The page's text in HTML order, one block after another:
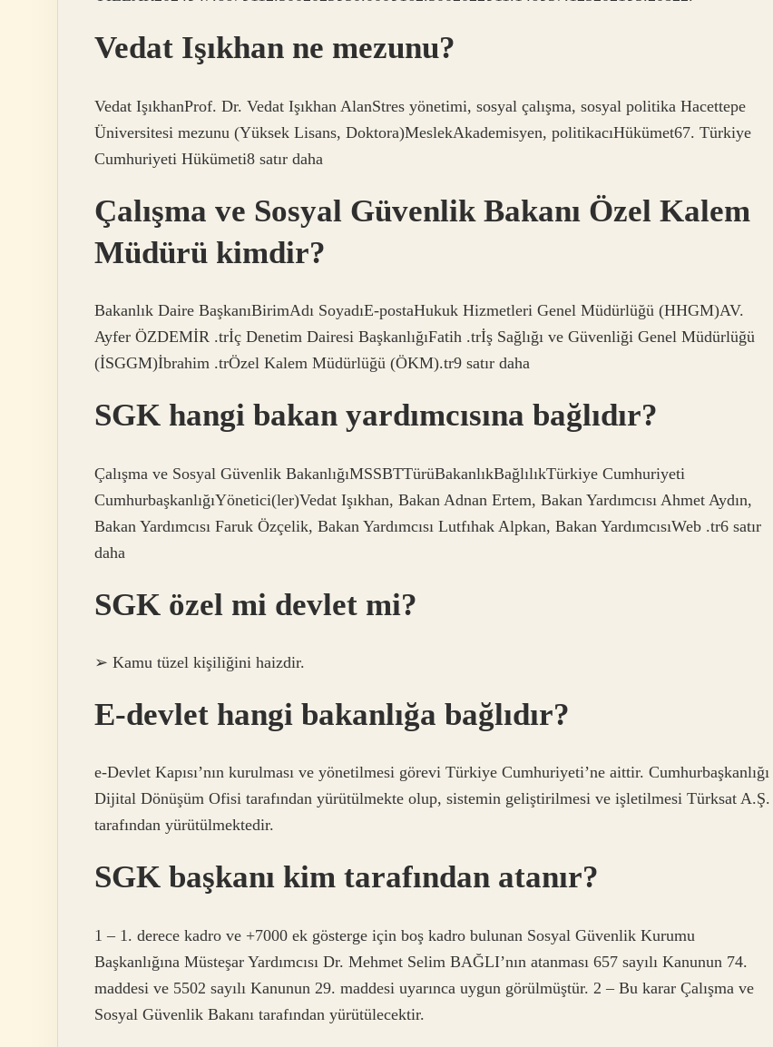
Vedat Işıkhan ne mezunu?
Vedat IşıkhanProf. Dr. Vedat Işıkhan AlanStres yönetimi, sosyal çalışma, sosyal politika Hacettepe
Üniversitesi mezunu (Yüksek Lisans, Doktora)MeslekAkademisyen, politikacıHükümet67. Türkiye
Cumhuriyeti Hükümeti8 satır daha
Çalışma ve Sosyal Güvenlik Bakanı Özel Kalem
Müdürü kimdir?
Bakanlık Daire BaşkanıBirimAdı SoyadıE-postaHukuk Hizmetleri Genel Müdürlüğü (HHGM)AV.
Ayfer ÖZDEMİR .trİç Denetim Dairesi BaşkanlığıFatih .trİş Sağlığı ve Güvenliği Genel Müdürlüğü
(İSGGM)İbrahim .trÖzel Kalem Müdürlüğü (ÖKM).tr9 satır daha
SGK hangi bakan yardımcısına bağlıdır?
Çalışma ve Sosyal Güvenlik BakanlığıMSSBTTürüBakanlıkBağlılıkTürkiye Cumhuriyeti
CumhurbaşkanlığıYönetici(ler)Vedat Işıkhan, Bakan Adnan Ertem, Bakan Yardımcısı Ahmet Aydın,
Bakan Yardımcısı Faruk Özçelik, Bakan Yardımcısı Lutfıhak Alpkan, Bakan YardımcısıWeb .tr6 satır
daha
SGK özel mi devlet mi?
➢ Kamu tüzel kişiliğini haizdir.
E-devlet hangi bakanlığa bağlıdır?
e-Devlet Kapısı’nın kurulması ve yönetilmesi görevi Türkiye Cumhuriyeti’ne aittir. Cumhurbaşkanlığı
Dijital Dönüşüm Ofisi tarafından yürütülmekte olup, sistemin geliştirilmesi ve işletilmesi Türksat A.Ş.
tarafından yürütülmektedir.
SGK başkanı kim tarafından atanır?
1 – 1. derece kadro ve +7000 ek gösterge için boş kadro bulunan Sosyal Güvenlik Kurumu
Başkanlığına Müsteşar Yardımcısı Dr. Mehmet Selim BAĞLI’nın atanması 657 sayılı Kanunun 74.
maddesi ve 5502 sayılı Kanunun 29. maddesi uyarınca uygun görülmüştür. 2 – Bu karar Çalışma ve
Sosyal Güvenlik Bakanı tarafından yürütülecektir.